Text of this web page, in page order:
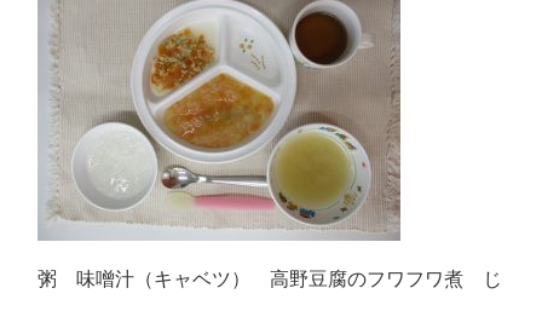
粥 味噌汁（キャベツ） 高野豆腐のフワフワ煮 じ